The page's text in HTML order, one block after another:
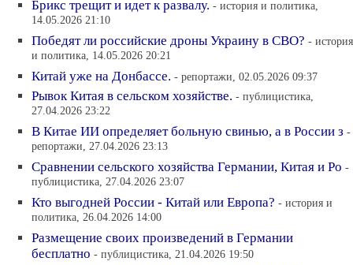
Брикс трещит и идет к развалу. - история и политика,
14.05.2026 21:10
Победят ли российские дроны Украину в СВО? - история
и политика, 14.05.2026 20:21
Китай уже на Донбассе. - репортажи, 02.05.2026 09:37
Рывок Китая в сельском хозяйстве. - публицистика,
27.04.2026 23:22
В Китае ИИ определяет больную свинью, а в России з -
репортажи, 27.04.2026 23:13
Сравнении сельского хозяйства Германии, Китая и Ро -
публицистика, 27.04.2026 23:07
Кто выгодней России - Китай или Европа? - история и
политика, 26.04.2026 14:00
Размещение своих произведений в Германии
бесплатно - публицистика, 21.04.2026 19:50